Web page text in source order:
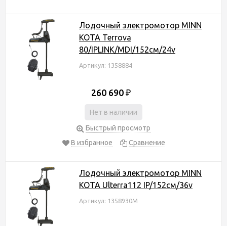
Лодочный электромотор MINN
KOTA Terrova
80/IPLINK/MDI/152см/24v
Артикул: 1358884
260 690 ₽
Нет в наличии
Быстрый просмотр
В избранное
Сравнение
Лодочный электромотор MINN
KOTA Ulterra112 IP/152см/36v
Артикул: 1358930M